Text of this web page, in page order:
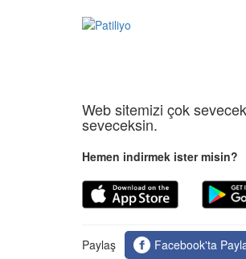
Web sitemizi çok
seveceksin.
Hemen indirmek ister misin?
Paylaş Facebook'ta